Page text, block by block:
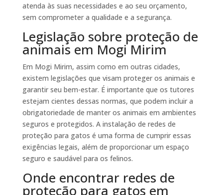
atenda às suas necessidades e ao seu orçamento,
sem comprometer a qualidade e a segurança.
Legislação sobre proteção de
animais em Mogi Mirim
Em Mogi Mirim, assim como em outras cidades,
existem legislações que visam proteger os animais e
garantir seu bem-estar. É importante que os tutores
estejam cientes dessas normas, que podem incluir a
obrigatoriedade de manter os animais em ambientes
seguros e protegidos. A instalação de redes de
proteção para gatos é uma forma de cumprir essas
exigências legais, além de proporcionar um espaço
seguro e saudável para os felinos.
Onde encontrar redes de
proteção para gatos em